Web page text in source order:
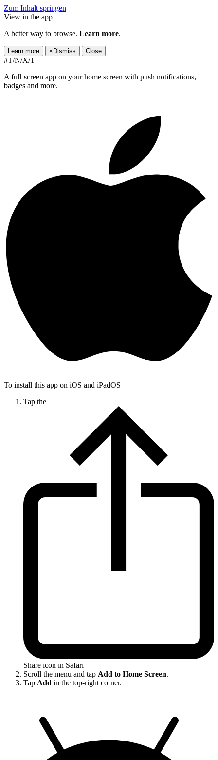
Zum Inhalt springen
View in the app
A better way to browse. Learn more.
Learn more × Dismiss Close
#T/N/X/T
A full-screen app on your home screen with push notifications,
badges and more.
To install this app on iOS and iPadOS
Tap the
Share icon in Safari
Scroll the menu and tap Add to Home Screen.
Tap Add in the top-right corner.